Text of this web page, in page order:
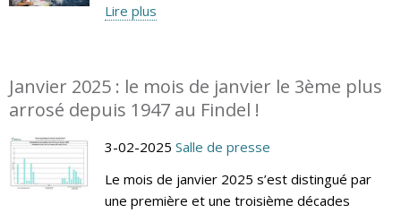
Lire plus
Janvier 2025 : le mois de janvier le 3ème plus
arrosé depuis 1947 au Findel !
3-02-2025 Salle de presse
Le mois de janvier 2025 s’est distingué par
une première et une troisième décades